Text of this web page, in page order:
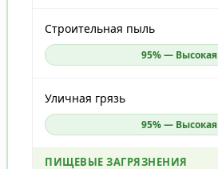
Строительная пыль
95% — Высокая
Уличная грязь
95% — Высокая
ПИЩЕВЫЕ ЗАГРЯЗНЕНИЯ